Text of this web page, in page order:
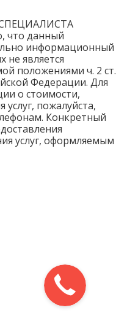
что данный
информационный
не является
положениями ч. 2 ст.
Федерации. Для
о стоимости,
пожалуйста,
Конкретный
услуг, оформляемым